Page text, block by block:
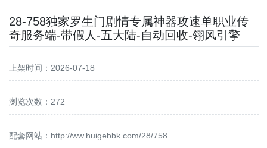
28-758独家罗生门剧情专属神器攻速单职业传
奇服务端-带假人-五大陆-自动回收-翎风引擎
上架时间：2026-07-18
浏览次数：272
配套网站： http://ww.huigebbk.com/28/758